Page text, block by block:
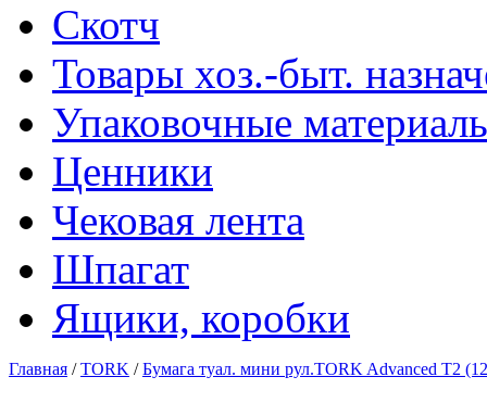
Скотч
Товары хоз.-быт.
Упаковочные
Ценники
Чековая лента
Шпагат
Ящики, коробки
Главная /TORK /Бумага туал. мини рул.TORK Advanced T2